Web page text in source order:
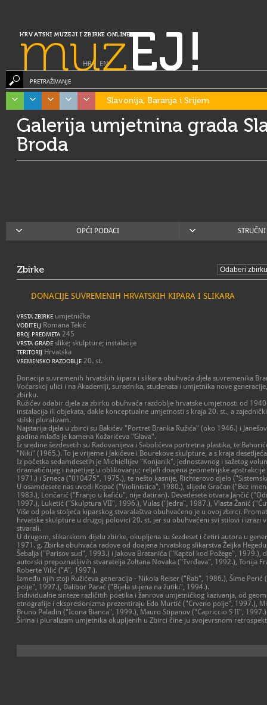
HRVATSKI MUZEJI I ZBIRKE ONLINE
muzEJ!
HR| EN
PRETRAŽIVANJE
Slavonija, Baranja i Srijem
Galerija umjetnina grada
Broda
OPĆI PODACI
Zbirke
DONACIJE SUVREMENIH HRVATSKIH KIPARA I SLIKARA
VRSTA ZBIRKE umjetnička
VODITELJ Romana Tekić
BROJ PREDMETA 245
VRSTA GRAĐE slike; skulpture; instalacije
TERITORIJ Hrvatska
VREMENSKO RAZDOBLJE 20. st.
Donacija suvremenih hrvatskih kipara i slikara obuhvaća djela suvremenika
Voćarskoj ulici i na Akademiji, suradnika, studenata i umjetnika nove
zbirku.
Ružićev odabir djela za zbirku obuhvaća razdoblje hrvatske umjetnosti od
instalacija ili objekata, dakle konceptualne umjetnosti s kraja 20. st., a
stilski pluralizam.
Najstarija djela u zbirci su Bakićev "Portret Branka Ružića" (oko 1946.) i
godina mlađa je kamena Kožarićeva "Glava".
Iz sredine šezdesetih su Radovanijeva i Sabolićeva portretna plastika, te
"Niki" (1965.). To je vrijeme i Jakićeve i Bourekove skulpture, a s kraja
Iz početka sedamdesetih je Michiellijev "Konjanik", jednostavnog i sažetog
dramatičnijeg i napetijeg u oblikovanju; reljefi doajena geometrijske
1971.) i Srneca ("010475", 1975.), te nešto kasnije, Richterovo djelo
U osamdesete nas uvodi Kopač ("Violinistica", 1980.), slijede Gračan ("Bez
1983.), Lončarić ("Franjo u kafiću", nije datiran). Devedesete otvara Jančić
1997.), Luketić ("Skulptura VII", 1996.), Vulas ("Jedra", 1987.), Vlasta Žanić
Više od pola stoljeća kiparskog stvaralaštva obuhvaćeno je u ovoj zbirci.
hrvatske skulpture u drugoj polovici 20. st. jer su obuhvaćeni svi stilovi i izrazi
stvarali.
U drugom, slikarskom dijelu zbirke, okupljena su šezdeset i četiri autora u
1971. g. Zbirka obuhvaća radove od doajena hrvatskog slikarstva Željka
Šebalja ("Parisov sud", 1993.) i Jakova Bratanića ("Kaptol kod Požege",
autorski prepoznatljivih stvaratelja Zoltana Novaka ("Tvrđava", 1992.), Tonija
Roberte Vilić ("A", 1997.).
Između njih stoji Ružićeva generacija - Nikola Reiser ("Rab", 1986.), Šime
polje", 1997.), Dalibor Parać ("Bijela stijena na žutiki", 1994.).
Individualne sinteze različitih poetika i žanrova umjetničkog kazivanja, od
etnografije i ekspresionizma prezentiraju Edo Murtić ("Crveno polje", 1997.),
Bruno Paladin ("Icona Bianca", 1999.), Mauro Stipanov ("Capriccio S II",
Širina i pluralizam umjetnika okupljenih u Zbirci čine ju svojevrsnom